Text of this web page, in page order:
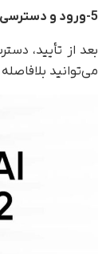
5-ورود و دسترسی به سورا 2
بعد از تأیید،
می‌توانید بلافاصله